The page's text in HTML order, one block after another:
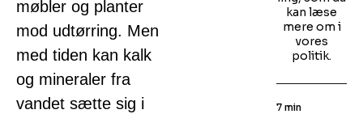
møbler og planter
mod udtørring. Men
med tiden kan kalk
og mineraler fra
vandet sætte sig i
kan læse
mere om i
vores
politik.
7 min